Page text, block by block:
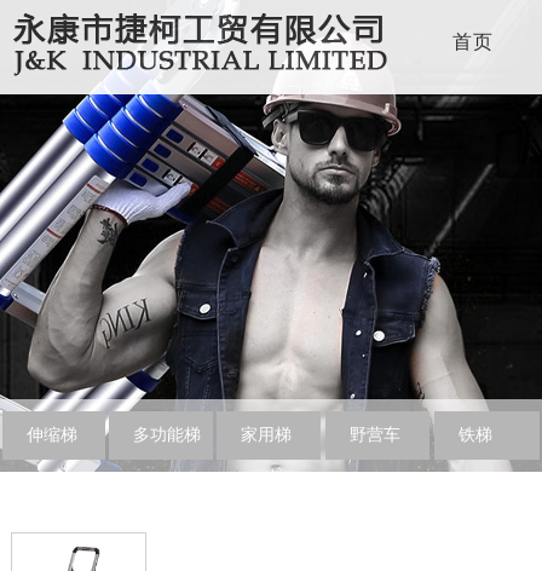
伸缩梯 多功能梯 家用梯 野营车 铁梯
首页